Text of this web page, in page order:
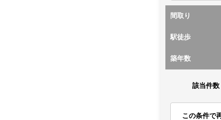
間取り
駅徒歩
築年数
該当件数
この条件で